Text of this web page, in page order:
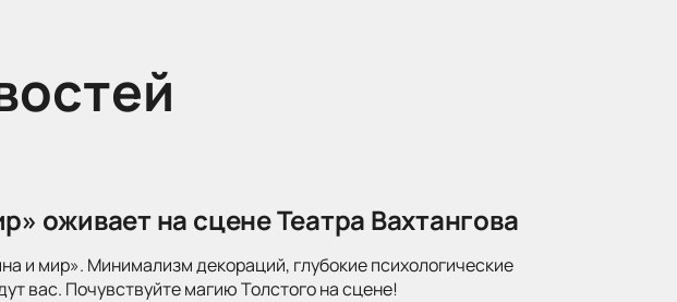
оживает на сцене Театра Вахтангова
и мир». Минимализм декораций, глубокие психологические
вас. Почувствуйте магию Толстого на сцене!